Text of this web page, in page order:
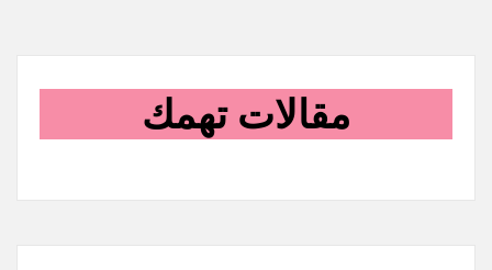
مقالات تهمك